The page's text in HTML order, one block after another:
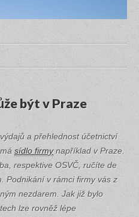
být v Praze
a přehlednost účetnictví
sídlo firmynapříklad v Praze.
respektive OSVČ, ručíte de
Podnikání v rámci firmy vás z
nezdarem. Jak již bylo
lze rovněž lépe